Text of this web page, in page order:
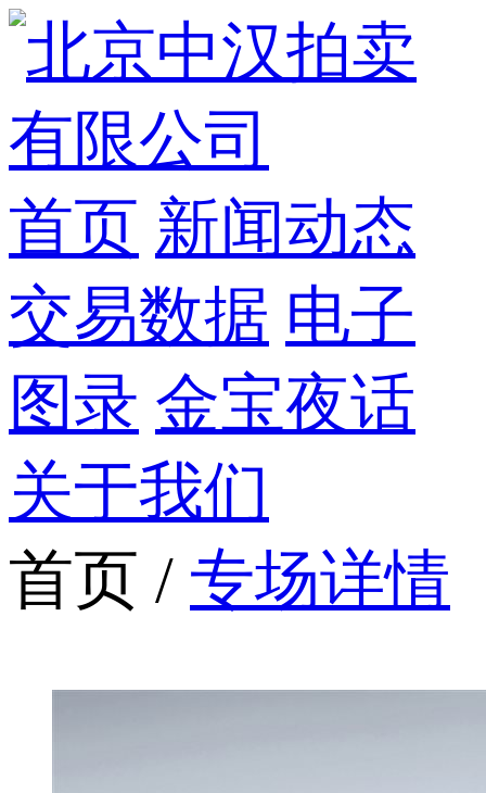
首页 新闻动态
交易数据 电子
图录 金宝夜话
关于我们
首页 / 专场详情